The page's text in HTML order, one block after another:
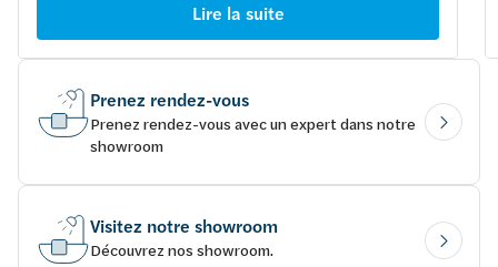
Lire la suite
Prenez rendez-vous
Prenez rendez-vous avec un expert dans notre
showroom
Visitez notre showroom
Découvrez nos showroom.